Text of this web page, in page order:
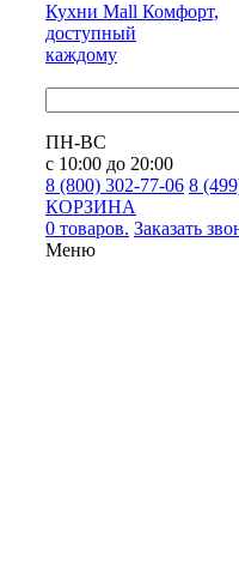
Кухни Mall Комфорт,
доступный
каждому
ПН-ВС
с 10:00 до 20:00
8 (800) 302-77-06 8
КОРЗИНА
0 товаров. Заказать
Меню